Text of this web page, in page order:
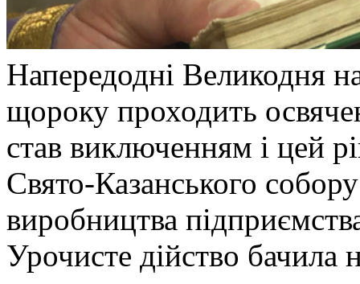
Напередодні Великодня
щороку проходить
став виключенням і цей
Свято-Казанського
виробництва
Урочисте дійство бачила